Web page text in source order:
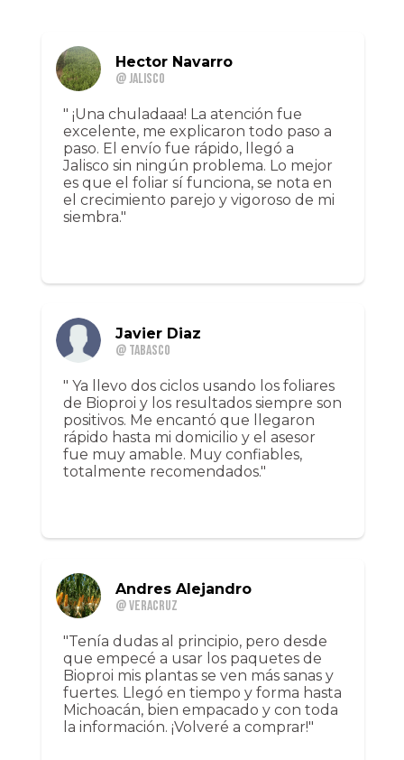
Hector Navarro
@ Jalisco
" ¡Una chuladaaa! La atención fue
excelente, me explicaron todo paso a
paso. El envío fue rápido, llegó a
Jalisco sin ningún problema. Lo mejor
es que el foliar sí funciona, se nota en
el crecimiento parejo y vigoroso de mi
siembra."
Javier Diaz
@ Tabasco
" Ya llevo dos ciclos usando los foliares
de Bioproi y los resultados siempre son
positivos. Me encantó que llegaron
rápido hasta mi domicilio y el asesor
fue muy amable. Muy confiables,
totalmente recomendados."
Andres Alejandro
@ Veracruz
"Tenía dudas al principio, pero desde
que empecé a usar los paquetes de
Bioproi mis plantas se ven más sanas y
fuertes. Llegó en tiempo y forma hasta
Michoacán, bien empacado y con toda
la información. ¡Volveré a comprar!"